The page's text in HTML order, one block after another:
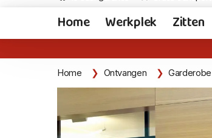
Home Werkplek Zitten
Home Ontvangen Garderobe